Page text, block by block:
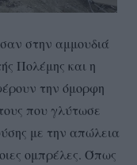
στην αμμουδιά
Πολέμης και η
την όμορφη
που γλύτωσε
με την απώλεια
ομπρέλες. Όπως